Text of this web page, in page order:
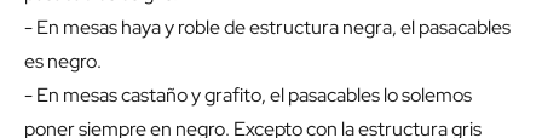
- En mesas haya y roble de estructura negra, el pasacables
es negro.
- En mesas castaño y grafito, el pasacables lo solemos
poner siempre en negro. Excepto con la estructura gris